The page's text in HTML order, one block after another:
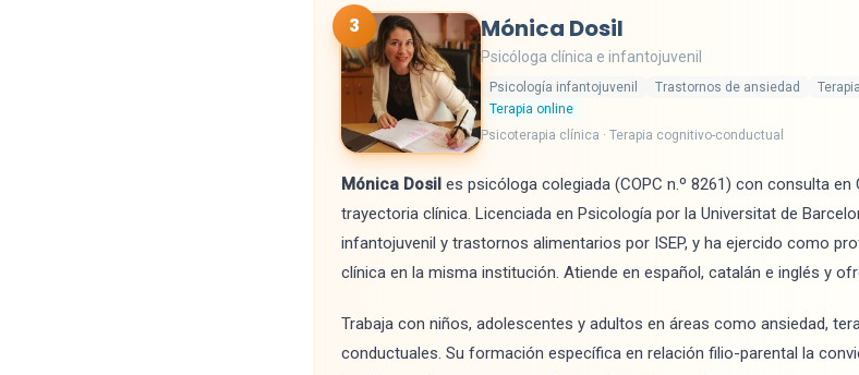
3 Mónica Dosil
Psicóloga clínica e infantojuvenil
Psicología infantojuvenil Trastornos de ansiedad
Terapia online
Psicoterapia clínica · Terapia cognitivo-conductual
Mónica Dosil es psicóloga colegiada (COPC n.º 8261) con consulta
trayectoria clínica. Licenciada en Psicología por la Universitat de
infantojuvenil y trastornos alimentarios por ISEP, y ha ejercido como
clínica en la misma institución. Atiende en español, catalán e inglés y
Trabaja con niños, adolescentes y adultos en áreas como ansiedad,
conductuales. Su formación específica en relación filio-parental la